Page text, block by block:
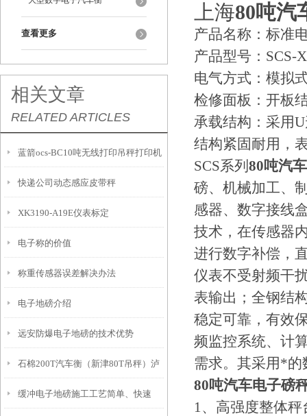
查看更多
相关文章
RELATED ARTICLES
蓝箭ocs-BC10吨无线打印吊秤打印机
不工作怎么解决
快递公司动态感应皮带秤
XK3190-A19E仪表标定
电子称的价值
称重传感器误差解决办法
电子地磅介绍
远安防爆电子地磅的技术优势
石棉200T汽车衡（新津80T吊秤）泸
西汽车地磅）乡城80吨汽车衡维修
缓冲电子地磅施工工艺简单、快速
上海80吨汽
产品名称：标准
产品型号：SCS-
电气方式：模拟
检修面板：开板
承载结构：采用
结构紧固耐用，
SCS系列 80吨汽
磅、机械加工、
感器、数字接线
技术，在传感器
进行数字补偿，
仪表不受射频干
表输出；全钢结
稳定可靠，有效
频监控系统、计
需求。其采用*的
80吨汽车电子磅
1、高强度整体